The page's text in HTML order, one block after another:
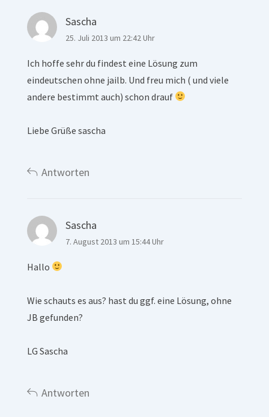
Sascha
25. Juli 2013 um 22:42 Uhr
Ich hoffe sehr du findest eine Lösung zum
eindeutschen ohne jailb. Und freu mich ( und viele
andere bestimmt auch) schon drauf
Liebe Grüße sascha
Antworten
Sascha
7. August 2013 um 15:44 Uhr
Hallo
Wie schauts es aus? hast du ggf. eine Lösung, ohne
JB gefunden?
LG Sascha
Antworten